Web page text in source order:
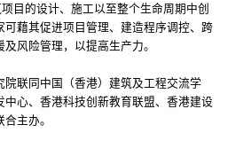
目的设计、施工以至整个生命周期中创
藉其促进项目管理、建造程序调控、跨
风险管理，以提高生产力。
联同中国（香港）建筑及工程交流学
心、香港科技创新教育联盟、香港建设
主办。